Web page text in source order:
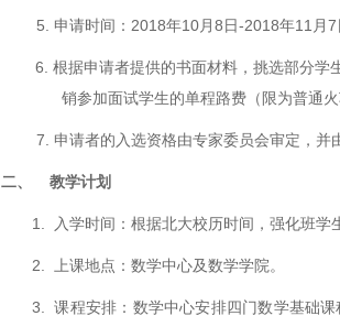
5. 申请时间： 2018年10月8日-2018年11 月7
6. 根据申请者提供的书面材料，挑选部分学
销参加面试学生的单程路费（限为普通
7. 申请者的入选资格由专家委员会审定，并
二、 教学计划
1. 入学时间：根据北大校历时间，强化班学
2. 上课地点：数学中心及数学学院。
3. 课程安排：数学中心安排四门数学基础